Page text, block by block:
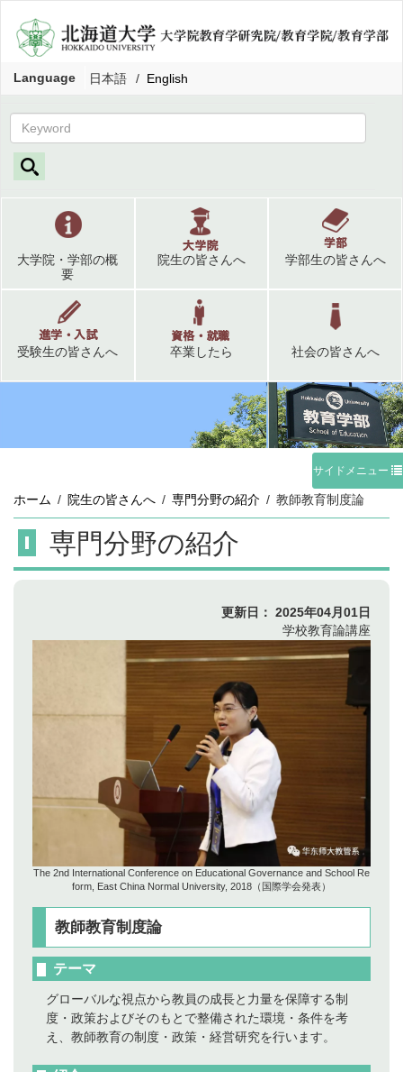
Language 日本語 English
大学院・学部の概
要
院生の皆さんへ 学部生の皆さんへ
受験生の皆さんへ 卒業したら 社会の皆さんへ
サイドメニュー
ホーム 院生の皆さんへ 専門分野の紹介 教師教育制度論
専門分野の紹介
更新日： 2025年04月01日
学校教育論講座
The 2nd International Conference on Educational Governance and School Re
form, East China Normal University, 2018（国際学会発表）
教師教育制度論
テーマ
グローバルな視点から教員の成長と力量を保障する制
度・政策およびそのもとで整備された環境・条件を考
え、教師教育の制度・政策・経営研究を行います。